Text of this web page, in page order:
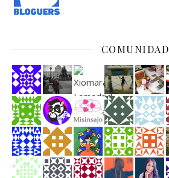
COMUNIDAD